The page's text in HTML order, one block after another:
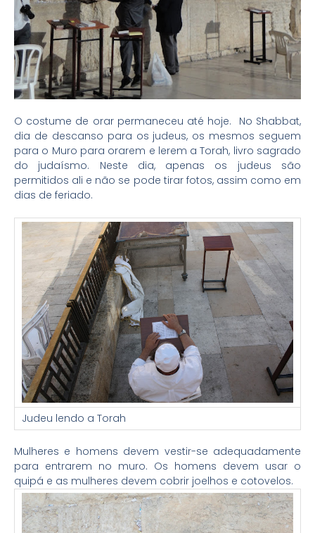
O costume de orar permaneceu até hoje. No Shabbat,
dia de descanso para os judeus, os mesmos seguem
para o Muro para orarem e lerem a Torah, livro sagrado
do judaísmo. Neste dia, apenas os judeus são
permitidos ali e não se pode tirar fotos, assim como em
dias de feriado.
Judeu lendo a Torah
Mulheres e homens devem vestir-se adequadamente
para entrarem no muro. Os homens devem usar o
quipá e as mulheres devem cobrir joelhos e cotovelos.